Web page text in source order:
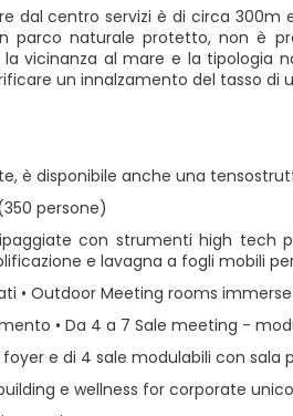
e wellness for corporate
e di 4 sale modulabili con
• Da 4 a 7 Sale meeting -
• Outdoor Meeting rooms
con strumenti high tech
e lavagna a fogli mobili
persone)
è disponibile anche una
dal centro servizi è di circa
parco naturale protetto, non è
la vicinanza al mare e la tipologia
un innalzamento del tasso di